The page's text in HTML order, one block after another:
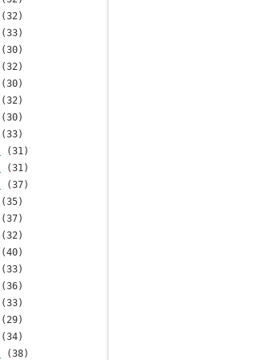
(32)
(33)
(30)
(32)
(30)
(32)
(30)
(33)
(31)
(31)
(37)
(35)
(37)
(32)
(40)
(33)
(36)
(33)
(29)
(34)
(38)